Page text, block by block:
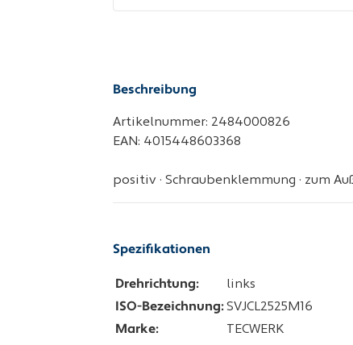
Beschreibung
Artikelnummer: 2484000826
EAN: 4015448603368
positiv · Schraubenklemmung · zum
Spezifikationen
Drehrichtung:
links
ISO-Bezeichnung: SVJCL2525M16
Marke:
TECWERK